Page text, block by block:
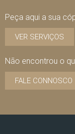
Peça aqui a sua
VER SERVIÇOS
Não encontrou o
FALE CONNOSCO